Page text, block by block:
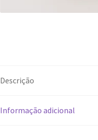
Descrição
Informação adicional